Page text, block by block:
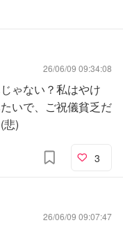
26/06/09 09:34:08
ゃない？私はやけ
いで、ご祝儀貧乏だ
悲)
3
26/06/09 09:07:47